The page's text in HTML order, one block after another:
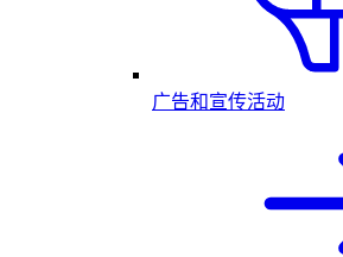
广告和宣传活动